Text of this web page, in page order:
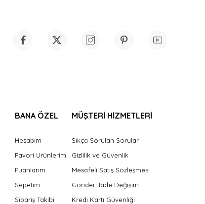
BANA ÖZEL
Hesabım
Favori Ürünlerim
Puanlarım
Sepetim
Sipariş Takibi
MÜŞTERİ HİZMETLERİ
Sıkça Sorulan Sorular
Gizlilik ve Güvenlik
Mesafeli Satış Sözleşmesi
Gönderi İade Değişim
Kredi Kartı Güvenliği